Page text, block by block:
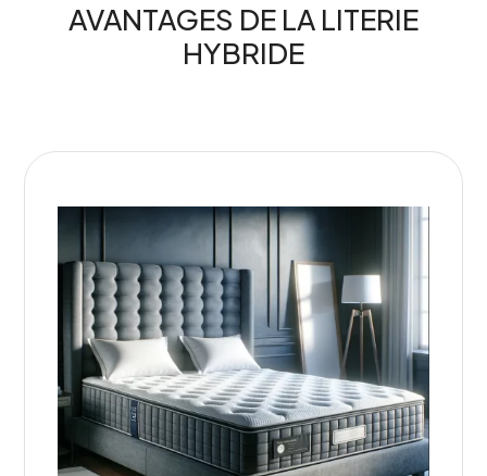
AVANTAGES DE LA LITERIE
HYBRIDE